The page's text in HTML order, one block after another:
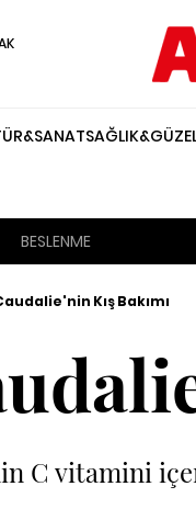
BESLENME
Kış Bakımı
C vitamini